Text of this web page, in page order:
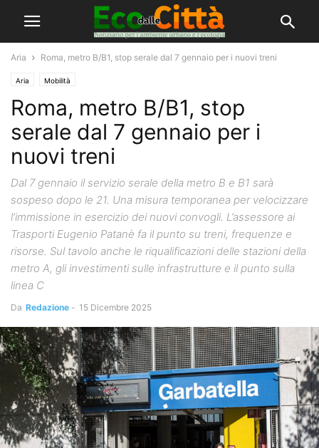
Aria Roma, metro B/B1, stop serale dal 7 gennaio per i nuovi treni
Aria Mobilità
Roma, metro B/B1, stop
serale dal 7 gennaio per i
nuovi treni
Dal 7 gennaio il servizio serale della metro B e B1 sarà
sospeso dopo le 21. Una misura temporanea per velocizzare
l’immissione in esercizio dei nuovi convogli. L’assessore ai
Trasporti Eugenio Patanè fa il punto su treni, frequenze e
risorse. Sul tavolo anche le riqualificazioni delle stazioni della
metro A, gli investimenti sulle infrastrutture e il punto sulla
linea C
Da Redazione - 15 Dicembre 2025